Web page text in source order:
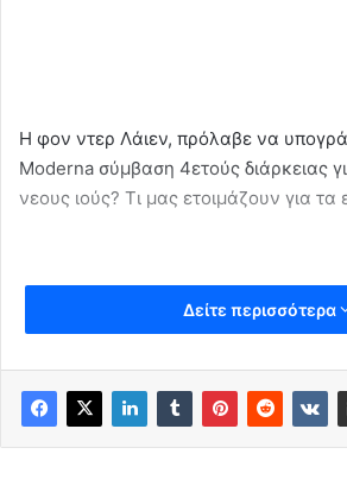
Η φον ντερ Λάιεν, πρόλαβε να
Moderna σύμβαση 4ετούς διάρκειας
νεους ιούς? Τι μας ετοιμάζουν για
Δείτε περισσότερα